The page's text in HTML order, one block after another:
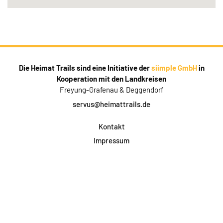
Die Heimat Trails sind eine Initiative dersiimple GmbHin
Kooperation mit den Landkreisen
Freyung-Grafenau & Deggendorf
servus@heimattrails.de
Kontakt
Impressum